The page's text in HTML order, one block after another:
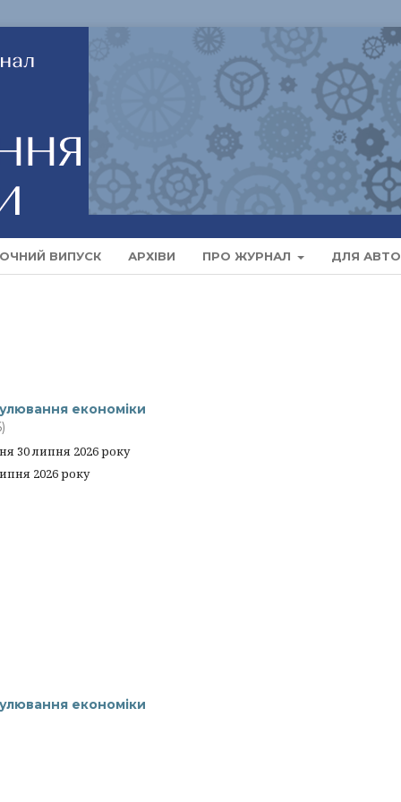
ВИПУСК АРХІВИ ПРО ЖУРНАЛ ДЛЯ
економiки
30 липня 2026 року
2026 року
економiки